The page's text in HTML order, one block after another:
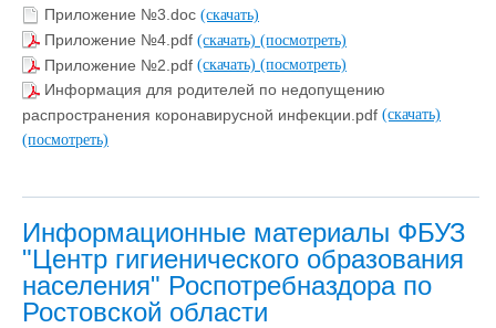
Приложение №3.doc (скачать)
Приложение №4.pdf (скачать) (посмотреть)
Приложение №2.pdf (скачать) (посмотреть)
Информация для родителей по недопущению
распространения коронавирусной инфекции.pdf (скачать)
(посмотреть)
Информационные материалы ФБУЗ
"Центр гигиенического образования
населения" Роспотребназдора по
Ростовской области